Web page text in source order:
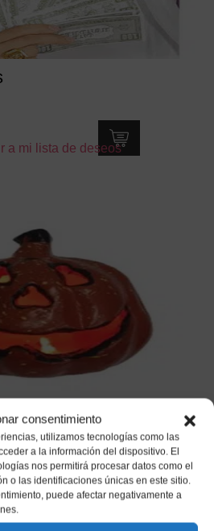
consentimiento
utilizamos tecnologías como las
a la información del dispositivo. El
nos permitirá procesar datos como el
o las identificaciones únicas en este sitio.
puede afectar negativamente a
a mi lista de deseos
LUZ DECORACION
a mi lista de deseos